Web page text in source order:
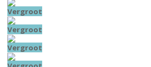
Vergroot
Vergroot
Vergroot